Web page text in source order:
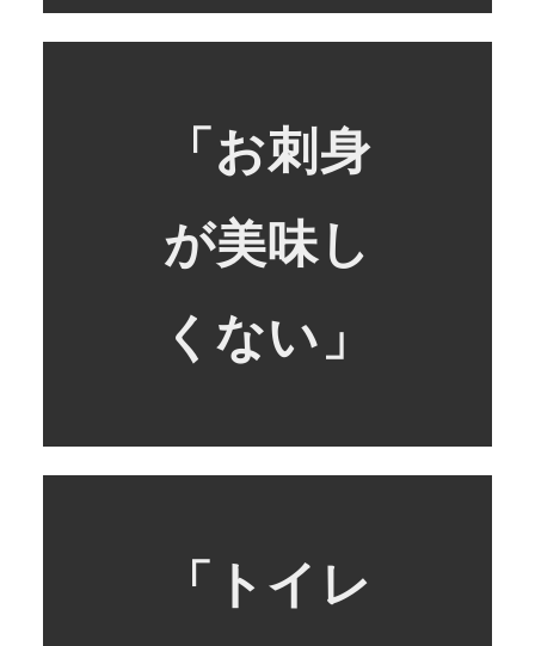
「お刺身
が美味し
くない」
「トイレ